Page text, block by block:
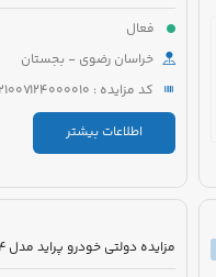
فعال
خراسان رضوی - بجستان
کد مزایده : 5221007124000010
اطلاعات بیشتر